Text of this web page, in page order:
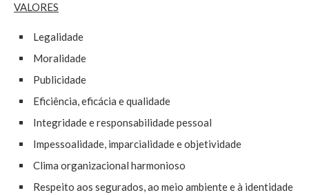
VALORES
Legalidade
Moralidade
Publicidade
Eficiência, eficácia e qualidade
Integridade e responsabilidade pessoal
Impessoalidade, imparcialidade e objetividade
Clima organizacional harmonioso
Respeito aos segurados, ao meio ambiente e à identidade